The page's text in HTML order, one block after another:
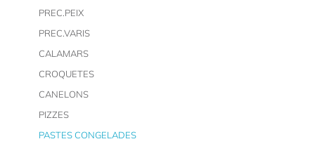
PREC.PEIX
PREC.VARIS
CALAMARS
CROQUETES
CANELONS
PIZZES
PASTES CONGELADES